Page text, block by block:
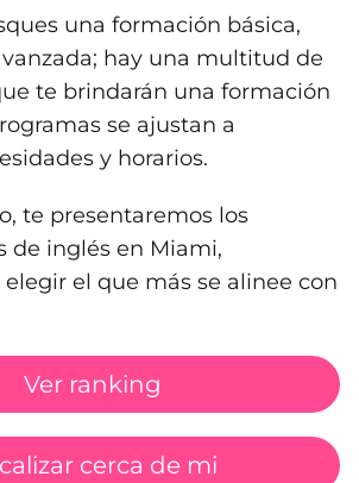
una formación básica,
hay una multitud de
te brindarán una formación
se ajustan a
y horarios.
te presentaremos los
de inglés en Miami,
el que más se alinee con
Ver ranking
cerca de mi